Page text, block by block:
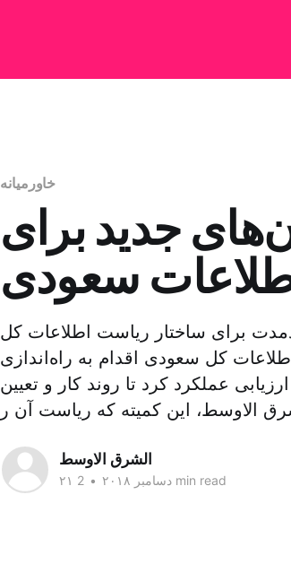
خاورمیانه
جدید برای
سعودی
برای ساختار ریاست اطلاعات کل
کل سعودی اقدام به راه‌اندازی
عملکرد کرد تا روند کار و تعیین
الاوسط، این کمیته که ریاست آن ر
الشرق الاوسط
۲۱ دسامبر ۲۰۱۸ • 2 min read